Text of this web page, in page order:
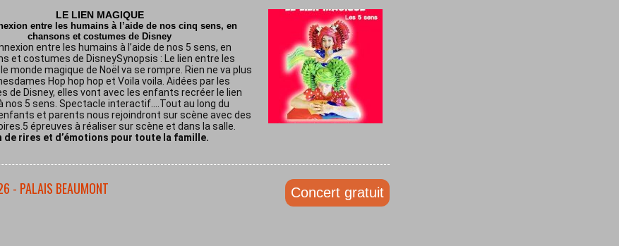
LE LIEN MAGIQUE
entre les humains à l’aide de nos cinq sens, en
chansons et costumes de Disney
entre les humains à l’aide de nos 5 sens, en
et costumes de DisneySynopsis : Le lien entre les
monde magique de Noël va se rompre. Rien ne va plus
Hop hop hop et Voila voila. Aidées par les
de Disney, elles vont avec les enfants recréer le lien
nos 5 sens. Spectacle interactif.…Tout au long du
et parents nous rejoindront sur scène avec des
épreuves à réaliser sur scène et dans la salle.
de rires et d’émotions pour toute la famille.
- PALAIS BEAUMONT Concert gratuit